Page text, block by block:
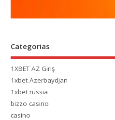
Categorias
1XBET AZ Giriş
1xbet Azerbaydjan
1xbet russia
bizzo casino
casino